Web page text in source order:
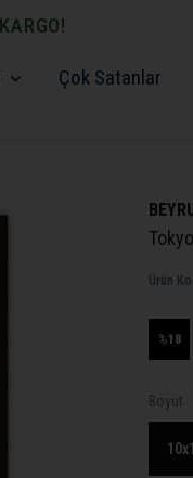
Çok Satanlar
Ürün
%18
Boyut